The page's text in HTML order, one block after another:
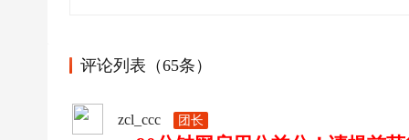
评论列表（65条）
zcl_ccc 团长